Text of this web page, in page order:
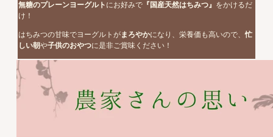
無糖のプレーンヨーグルト にお好みで『国産天然はちみつ』 をかけるだ
け！
はちみつの甘味でヨーグルトがまろやかになり、栄養価も高いので、忙
しい朝や子供のおやつに是非ご賞味ください！